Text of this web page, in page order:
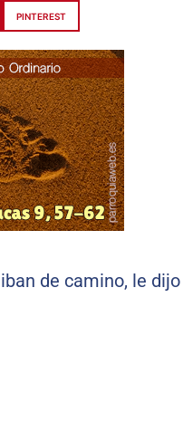
PINTEREST
de camino, le dijo